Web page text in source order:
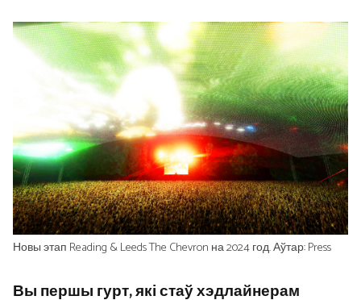
Новы этап Reading & Leeds The Chevron на 2024 год. Аўтар: Press
Вы першы гурт, які стаў хэдлайнерам